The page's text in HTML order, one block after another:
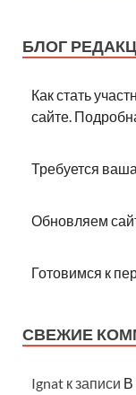
БЛОГ
Как стать
сайте.
Требуется
Обновляем
Готовимся к
СВЕЖИЕ
Ignat к записи В